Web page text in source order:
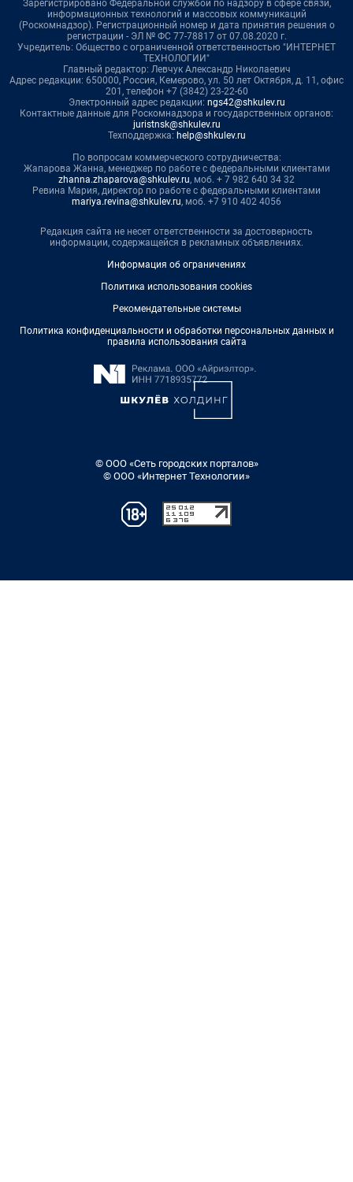
Зарегистрировано Федеральной службой по надзору в сфере связи,
информационных технологий и массовых коммуникаций
(Роскомнадзор). Регистрационный номер и дата принятия решения о
регистрации - ЭЛ № ФС 77-78817 от 07.08.2020 г.
Учредитель: Общество с ограниченной ответственностью "ИНТЕРНЕТ
ТЕХНОЛОГИИ"
Главный редактор: Левчук Александр Николаевич
Адрес редакции: 650000, Россия, Кемерово, ул. 50 лет Октября, д. 11, офис
201, телефон +7 (3842) 23-22-60
Электронный адрес редакции: ngs42@shkulev.ru
Контактные данные для Роскомнадзора и государственных органов:
juristnsk@shkulev.ru
Техподдержка: help@shkulev.ru
По вопросам коммерческого сотрудничества:
Жапарова Жанна, менеджер по работе с федеральными клиентами
zhanna.zhaparova@shkulev.ru, моб. + 7 982 640 34 32
Ревина Мария, директор по работе с федеральными клиентами
mariya.revina@shkulev.ru, моб. +7 910 402 4056
Редакция сайта не несет ответственности за достоверность
информации, содержащейся в рекламных объявлениях.
Информация об ограничениях
Политика использования cookies
Рекомендательные системы
Политика конфиденциальности и обработки персональных данных и
правила использования сайта
© ООО «Сеть городских порталов»
© ООО «Интернет Технологии»